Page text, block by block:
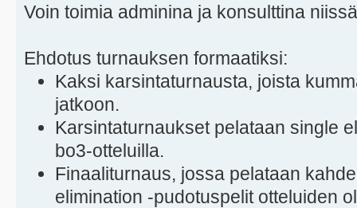
Voin toimia adminina ja konsulttina
Ehdotus turnauksen formaatiksi:
Kaksi karsintaturnausta, joista
jatkoon.
Karsintaturnaukset pelataan single
bo3-otteluilla.
Finaaliturnaus, jossa pelataan
elimination -pudotuspelit otteluiden